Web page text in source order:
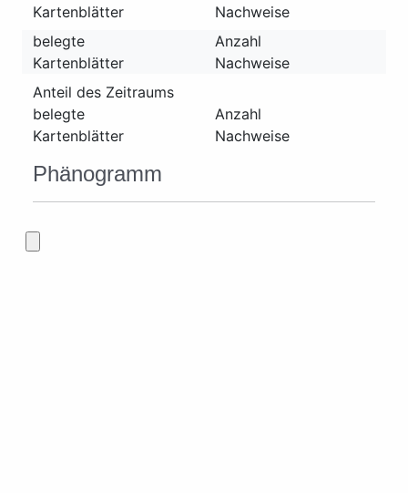
Kartenblätter
Nachweise
belegte
Kartenblätter
Anzahl
Nachweise
Anteil des Zeitraums
belegte
Kartenblätter
Anzahl
Nachweise
Phänogramm